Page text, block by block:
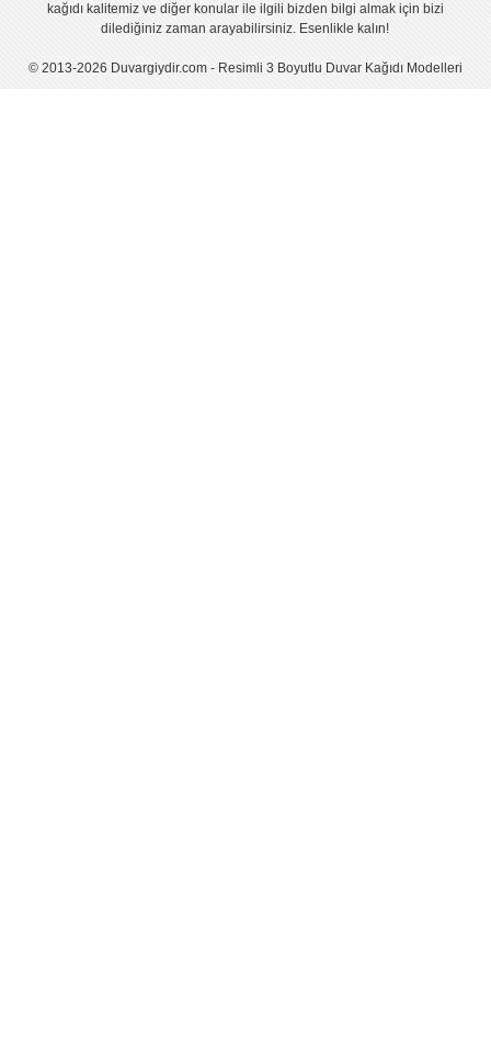
kağıdı kalitemiz ve diğer konular ile ilgili bizden bilgi almak için bizi
dilediğiniz zaman arayabilirsiniz. Esenlikle kalın!
© 2013-2026 Duvargiydir.com - Resimli 3 Boyutlu Duvar Kağıdı Modelleri